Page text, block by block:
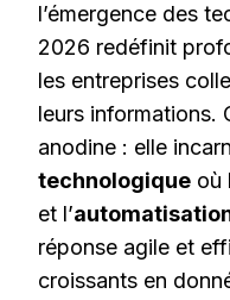
l’émergence des
2026 redéfinit
les entreprises
leurs informations.
anodine : elle
technologique où
et l’
réponse agile et
croissants en